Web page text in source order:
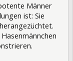
Männer
ist: Sie